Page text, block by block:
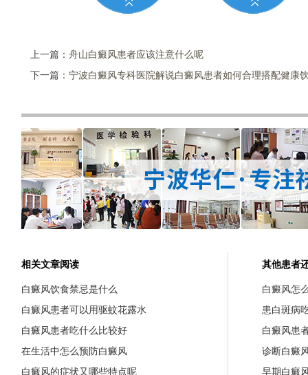
上一篇： 舟山白癜风患者应该注意什么呢
下一篇： 宁波白癜风专科医院解说白癜风患者如何合理搭配健康
相关文章阅读
白癜风饮食禁忌是什么
白癜风患者可以用驱蚊花露水
白癜风患者吃什么比较好
在生活中怎么预防白癜风
白癜风的症状又哪些特点呢
其他患者
白癜风怎
患白斑病
白癜风患
诊断白癜
早期白癜